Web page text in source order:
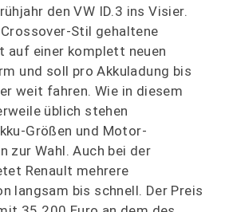
den VW ID.3 ins Visier.
Stil gehaltene
auf einer komplett neuen
und soll pro Akkuladung bis
weit fahren. Wie in diesem
üblich stehen
Größen und Motor-
zur Wahl. Auch bei der
Renault mehrere
langsam bis schnell. Der Preis